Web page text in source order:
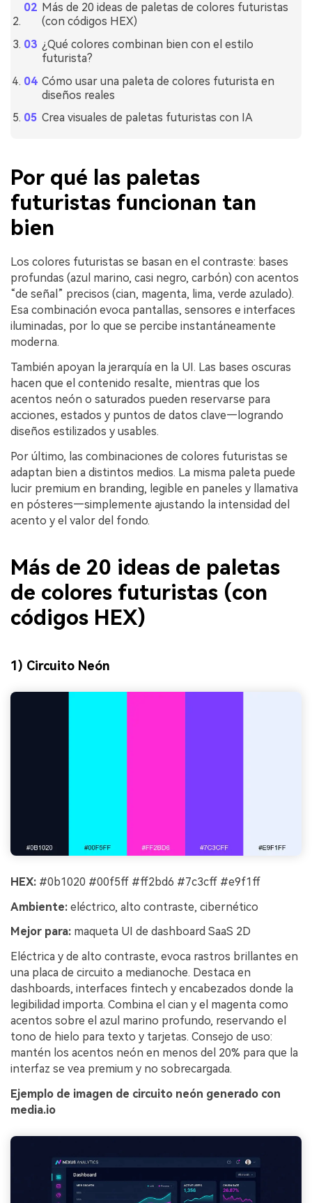
Más de 20 ideas de paletas de colores futuristas
(con códigos HEX)
¿Qué colores combinan bien con el estilo
futurista?
Cómo usar una paleta de colores futurista en
diseños reales
Crea visuales de paletas futuristas con IA
Por qué las paletas
futuristas funcionan tan
bien
Los colores futuristas se basan en el contraste: bases
profundas (azul marino, casi negro, carbón) con acentos
“de señal” precisos (cian, magenta, lima, verde azulado).
Esa combinación evoca pantallas, sensores e interfaces
iluminadas, por lo que se percibe instantáneamente
moderna.
También apoyan la jerarquía en la UI. Las bases oscuras
hacen que el contenido resalte, mientras que los
acentos neón o saturados pueden reservarse para
acciones, estados y puntos de datos clave—logrando
diseños estilizados y usables.
Por último, las combinaciones de colores futuristas se
adaptan bien a distintos medios. La misma paleta puede
lucir premium en branding, legible en paneles y llamativa
en pósteres—simplemente ajustando la intensidad del
acento y el valor del fondo.
Más de 20 ideas de paletas
de colores futuristas (con
códigos HEX)
1) Circuito Neón
HEX: #0b1020 #00f5ff #ff2bd6 #7c3cff #e9f1ff
Ambiente: eléctrico, alto contraste, cibernético
Mejor para: maqueta UI de dashboard SaaS 2D
Eléctrica y de alto contraste, evoca rastros brillantes en
una placa de circuito a medianoche. Destaca en
dashboards, interfaces fintech y encabezados donde la
legibilidad importa. Combina el cian y el magenta como
acentos sobre el azul marino profundo, reservando el
tono de hielo para texto y tarjetas. Consejo de uso:
mantén los acentos neón en menos del 20% para que la
interfaz se vea premium y no sobrecargada.
Ejemplo de imagen de circuito neón generado con
media.io